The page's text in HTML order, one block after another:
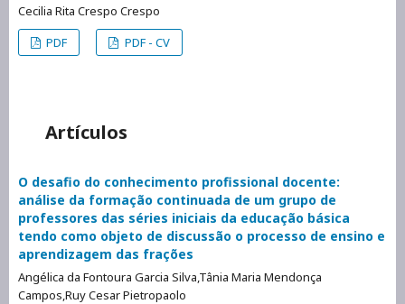
Cecilia Rita Crespo Crespo
PDF
PDF - CV
Artículos
O desafio do conhecimento profissional docente:
análise da formação continuada de um grupo de
professores das séries iniciais da educação básica
tendo como objeto de discussão o processo de ensino e
aprendizagem das frações
Angélica da Fontoura Garcia Silva,Tânia Maria Mendonça
Campos,Ruy Cesar Pietropaolo